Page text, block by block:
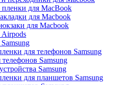
для MacBook
для Macbook
для Macbook
Airpods
для телефонов Samsung
Samsung
Samsung
для планшетов Samsung